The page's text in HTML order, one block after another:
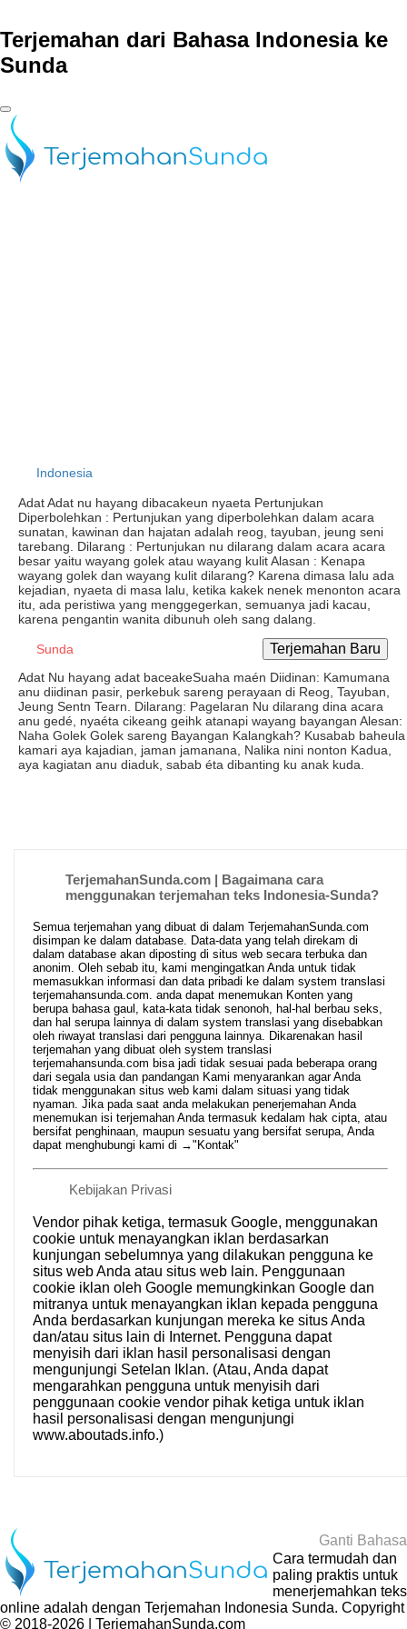
Terjemahan dari Bahasa Indonesia ke
Sunda
Indonesia
Adat Adat nu hayang dibacakeun nyaeta Pertunjukan
Diperbolehkan : Pertunjukan yang diperbolehkan dalam acara
sunatan, kawinan dan hajatan adalah reog, tayuban, jeung seni
tarebang. Dilarang : Pertunjukan nu dilarang dalam acara acara
besar yaitu wayang golek atau wayang kulit Alasan : Kenapa
wayang golek dan wayang kulit dilarang? Karena dimasa lalu ada
kejadian, nyaeta di masa lalu, ketika kakek nenek menonton acara
itu, ada peristiwa yang menggegerkan, semuanya jadi kacau,
karena pengantin wanita dibunuh oleh sang dalang.
Sunda
Adat Nu hayang adat baceakeSuaha maén Diidinan: Kamumana
anu diidinan pasir, perkebuk sareng perayaan di Reog, Tayuban,
Jeung Sentn Tearn. Dilarang: Pagelaran Nu dilarang dina acara
anu gedé, nyaéta cikeang geihk atanapi wayang bayangan Alesan:
Naha Golek Golek sareng Bayangan Kalangkah? Kusabab baheula
kamari aya kajadian, jaman jamanana, Nalika nini nonton Kadua,
aya kagiatan anu diaduk, sabab éta dibanting ku anak kuda.
TerjemahanSunda.com | Bagaimana cara
menggunakan terjemahan teks Indonesia-Sunda?
Semua terjemahan yang dibuat di dalam TerjemahanSunda.com
disimpan ke dalam database. Data-data yang telah direkam di
dalam database akan diposting di situs web secara terbuka dan
anonim. Oleh sebab itu, kami mengingatkan Anda untuk tidak
memasukkan informasi dan data pribadi ke dalam system translasi
terjemahansunda.com. anda dapat menemukan Konten yang
berupa bahasa gaul, kata-kata tidak senonoh, hal-hal berbau seks,
dan hal serupa lainnya di dalam system translasi yang disebabkan
oleh riwayat translasi dari pengguna lainnya. Dikarenakan hasil
terjemahan yang dibuat oleh system translasi
terjemahansunda.com bisa jadi tidak sesuai pada beberapa orang
dari segala usia dan pandangan Kami menyarankan agar Anda
tidak menggunakan situs web kami dalam situasi yang tidak
nyaman. Jika pada saat anda melakukan penerjemahan Anda
menemukan isi terjemahan Anda termasuk kedalam hak cipta, atau
bersifat penghinaan, maupun sesuatu yang bersifat serupa, Anda
dapat menghubungi kami di →"Kontak"
Kebijakan Privasi
Vendor pihak ketiga, termasuk Google, menggunakan
cookie untuk menayangkan iklan berdasarkan
kunjungan sebelumnya yang dilakukan pengguna ke
situs web Anda atau situs web lain. Penggunaan
cookie iklan oleh Google memungkinkan Google dan
mitranya untuk menayangkan iklan kepada pengguna
Anda berdasarkan kunjungan mereka ke situs Anda
dan/atau situs lain di Internet. Pengguna dapat
menyisih dari iklan hasil personalisasi dengan
mengunjungi Setelan Iklan. (Atau, Anda dapat
mengarahkan pengguna untuk menyisih dari
penggunaan cookie vendor pihak ketiga untuk iklan
hasil personalisasi dengan mengunjungi
www.aboutads.info.)
Ganti Bahasa
Cara termudah dan
paling praktis untuk
menerjemahkan teks
online adalah dengan Terjemahan Indonesia Sunda. Copyright
© 2018-2026 | TerjemahanSunda.com